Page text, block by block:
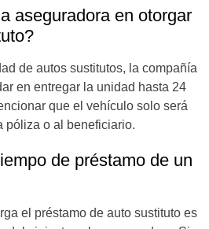
aseguradora en otorgar
de autos sustitutos, la compañía
en entregar la unidad hasta 24
que el vehículo solo será
póliza o al beneficiario.
de préstamo de un
el préstamo de auto sustituto es